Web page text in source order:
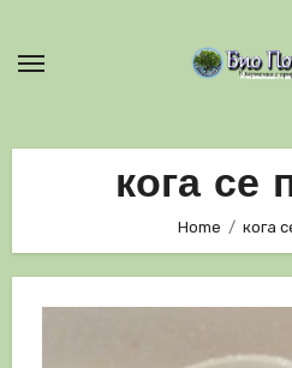
кога се
Home кога